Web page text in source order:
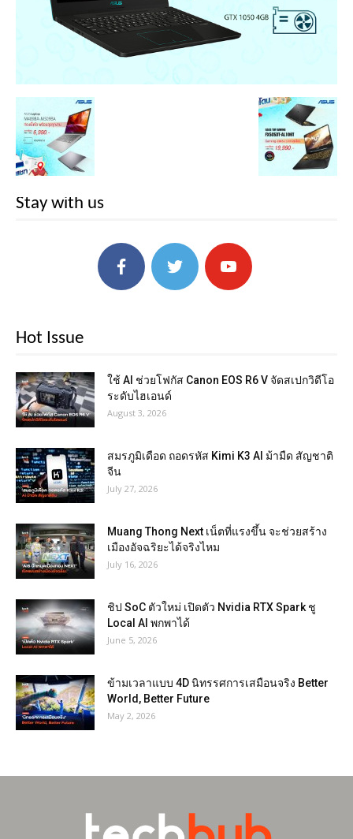
Stay with us
Hot Issue
ใช้ AI ช่วยโฟกัส Canon EOS R6 V จัดสเปกวิดีโอ
ระดับไฮเอนด์
August 3, 2026
สมรภูมิเดือด ถอดรหัส Kimi K3 AI ม้ามืด สัญชาติ
จีน
July 27, 2026
Muang Thong Next เน็ตที่แรงขึ้น จะช่วยสร้าง
เมืองอัจฉริยะได้จริงไหม
July 16, 2026
ชิป SoC ตัวใหม่ เปิดตัว Nvidia RTX Spark ชู
Local AI พกพาได้
June 5, 2026
ข้ามเวลาแบบ 4D นิทรรศการเสมือนจริง Better
World, Better Future
May 2, 2026